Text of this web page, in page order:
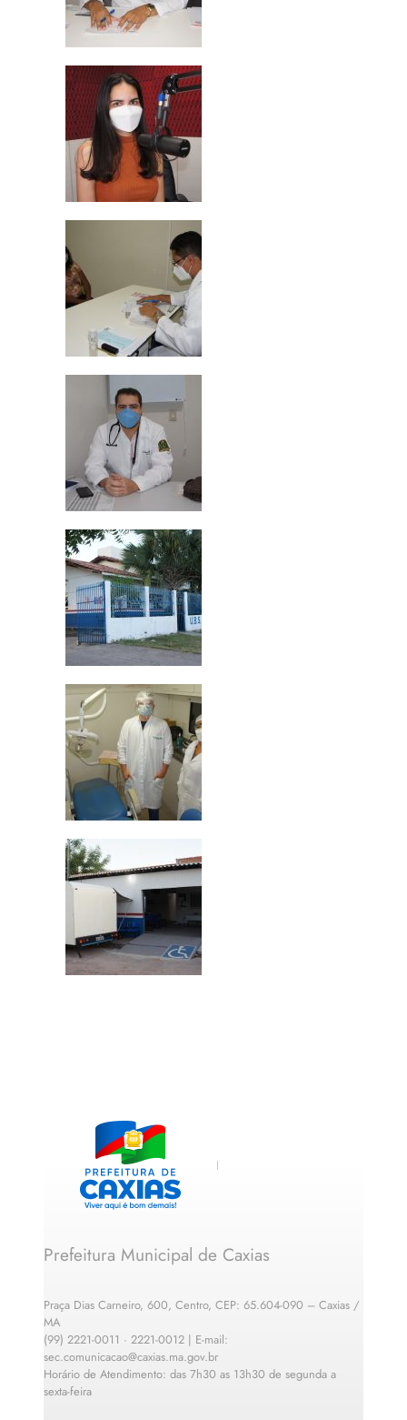
Prefeitura Municipal de Caxias
Praça Dias Carneiro, 600, Centro, CEP: 65.604-090 – Caxias /
MA
(99) 2221-0011 · 2221-0012 | E-mail:
sec.comunicacao@caxias.ma.gov.br
Horário de Atendimento: das 7h30 as 13h30 de segunda a
sexta-feira